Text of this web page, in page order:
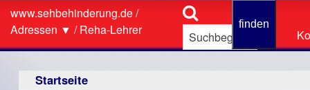
Sie
sind
www.sehbehinderung.de/
Adressen ▼ /Reha-Lehrer
Suche
Startseite